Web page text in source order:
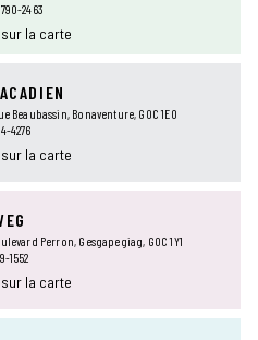
2463
la carte
Beaubassin, Bonaventure, G0C 1E0
4276
la carte
Perron, Gesgapegiag, G0C 1Y1
1552
la carte